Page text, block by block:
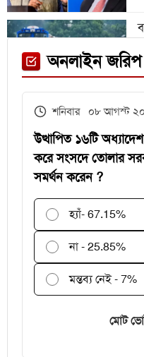
অনলাইন জরিপ
শনিবার ০৮ আগস্ট
উত্থাপিত ১৬টি
করে সংসদে তোলার
সমর্থন করেন ?
হ্যাঁ- 67.15%
না - 25.85%
মন্তব্য নেই - 7%
মোট